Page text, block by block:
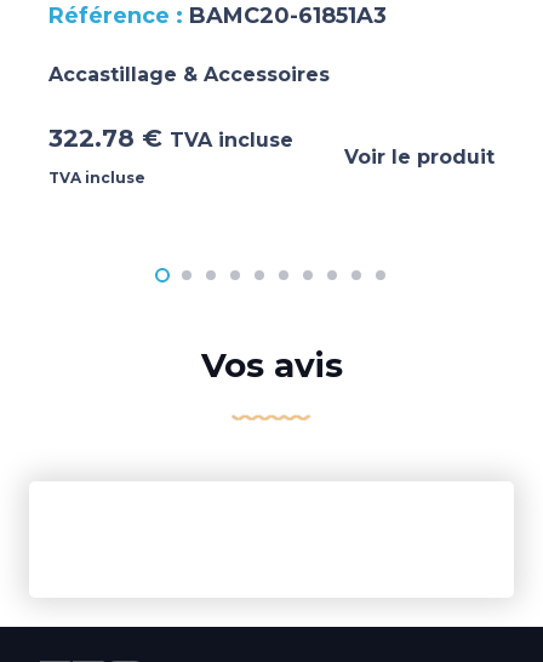
BAMC20-61851A3
Accastillage & Accessoires
322.78 € TVA incluse
TVA incluse
Voir le produit
Vos avis